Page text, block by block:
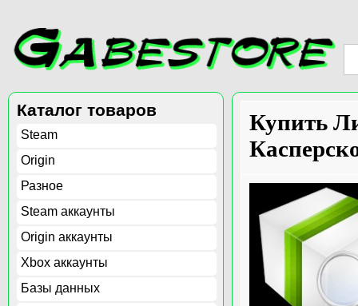
Каталог товаров
Steam
Origin
Разное
Steam аккаунты
Origin аккаунты
Xbox аккаунты
Базы данных
Купить